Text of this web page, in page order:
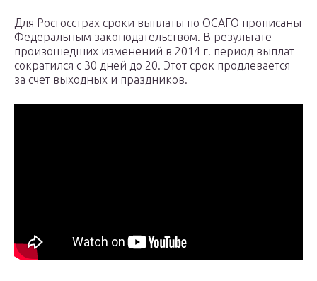
Для Росгосстрах сроки выплаты по ОСАГО прописаны
Федеральным законодательством. В результате
произошедших изменений в 2014 г. период выплат
сократился с 30 дней до 20. Этот срок продлевается
за счет выходных и праздников.